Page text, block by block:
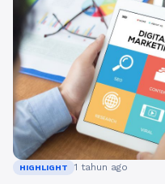
HIGHLIGHT 1 tahun ago